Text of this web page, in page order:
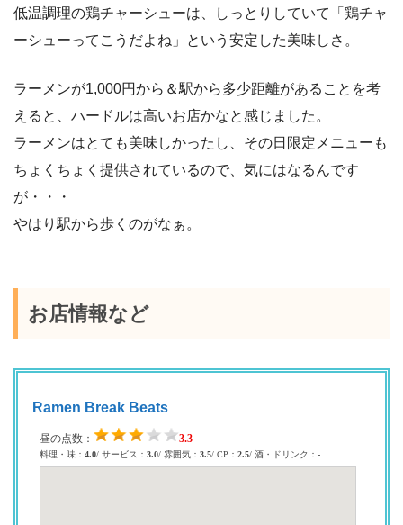
低温調理の鶏チャーシューは、しっとりしていて「鶏チャ
ーシューってこうだよね」という安定した美味しさ。
ラーメンが1,000円から＆駅から多少距離があることを考
えると、ハードルは高いお店かなと感じました。
ラーメンはとても美味しかったし、その日限定メニューも
ちょくちょく提供されているので、気にはなるんです
が・・・
やはり駅から歩くのがなぁ。
お店情報など
Ramen Break Beats